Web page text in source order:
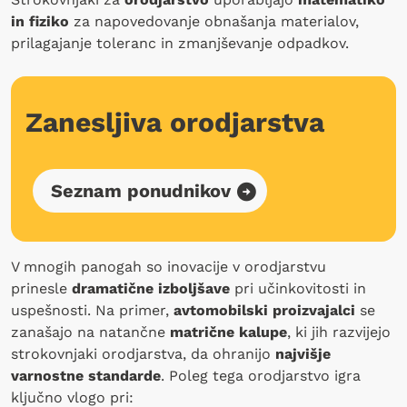
in fiziko za napovedovanje obnašanja materialov,
prilagajanje toleranc in zmanjševanje odpadkov.
Zanesljiva orodjarstva
Seznam ponudnikov
V mnogih panogah so inovacije v orodjarstvu
prinesle dramatične izboljšave pri učinkovitosti in
uspešnosti. Na primer, avtomobilski proizvajalci se
zanašajo na natančne matrične kalupe, ki jih razvijejo
strokovnjaki orodjarstva, da ohranijo najvišje
varnostne standarde. Poleg tega orodjarstvo igra
ključno vlogo pri: